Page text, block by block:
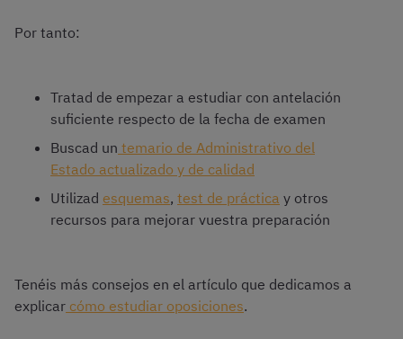
Por tanto:
Tratad de empezar a estudiar con antelación
suficiente respecto de la fecha de examen
Buscad un temario de Administrativo del
Estado actualizado y de calidad
Utilizad esquemas, test de práctica y otros
recursos para mejorar vuestra preparación
Tenéis más consejos en el artículo que dedicamos a
explicar cómo estudiar oposiciones.